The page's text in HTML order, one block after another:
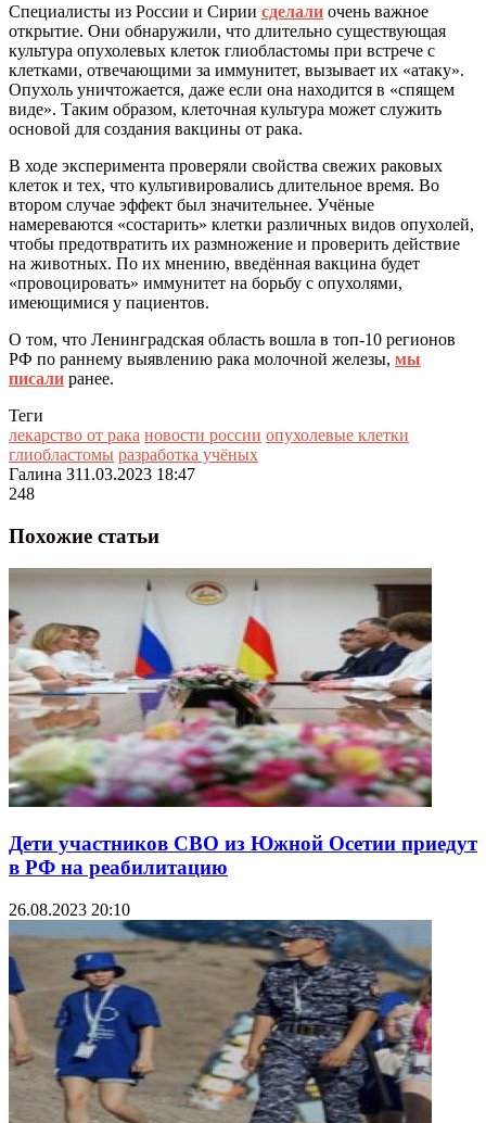
Специалисты из России и Сирии сделали очень важное
открытие. Они обнаружили, что длительно существующая
культура опухолевых клеток глиобластомы при встрече с
клетками, отвечающими за иммунитет, вызывает их «атаку».
Опухоль уничтожается, даже если она находится в «спящем
виде». Таким образом, клеточная культура может служить
основой для создания вакцины от рака.
В ходе эксперимента проверяли свойства свежих раковых
клеток и тех, что культивировались длительное время. Во
втором случае эффект был значительнее. Учёные
намереваются «состарить» клетки различных видов опухолей,
чтобы предотвратить их размножение и проверить действие
на животных. По их мнению, введённая вакцина будет
«провоцировать» иммунитет на борьбу с опухолями,
имеющимися у пациентов.
О том, что Ленинградская область вошла в топ-10 регионов
РФ по раннему выявлению рака молочной железы, мы
писали ранее.
Теги
лекарство от рака новости россии опухолевые клетки
глиобластомы разработка учёных
Галина З11.03.2023 18:47
248
Похожие статьи
Дети участников СВО из Южной Осетии приедут
в РФ на реабилитацию
26.08.2023 20:10